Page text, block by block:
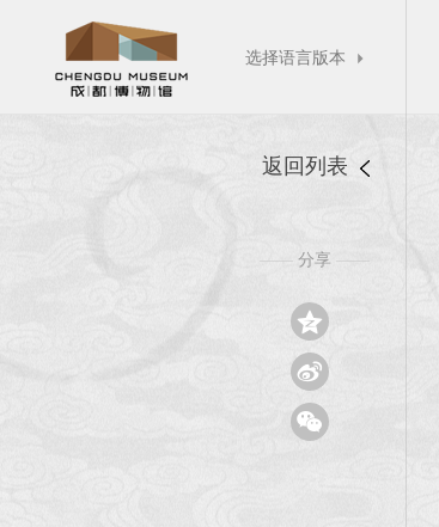
选择语言版本 
返回列表
—— 分享 ——


